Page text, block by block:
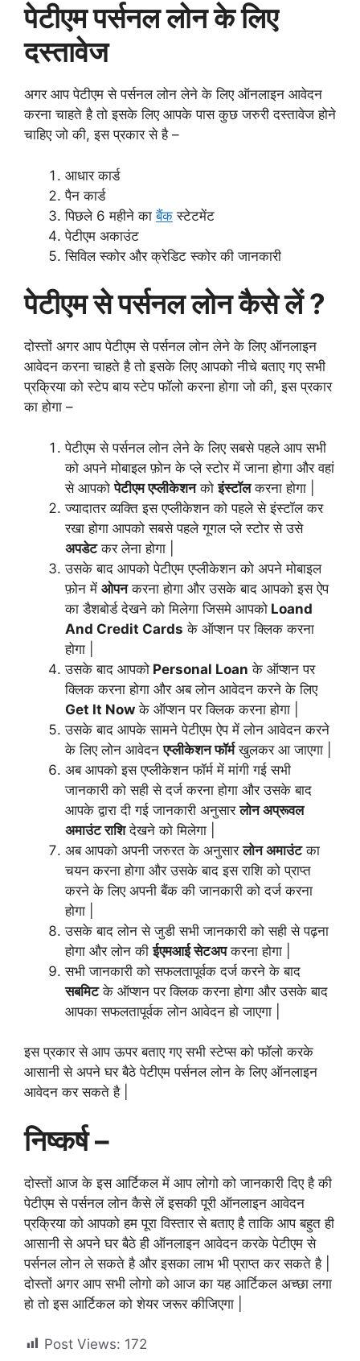
पेटीएम पर्सनल लोन के लिए
दस्तावेज
अगर आप पेटीएम से पर्सनल लोन लेने के लिए ऑनलाइन आवेदन
करना चाहते है तो इसके लिए आपके पास कुछ जरुरी दस्तावेज होने
चाहिए जो की, इस प्रकार से है –
आधार कार्ड
पैन कार्ड
पिछले 6 महीने काबैंक स्टेटमेंट
पेटीएम अकाउंट
सिविल स्कोर और क्रेडिट स्कोर की जानकारी
पेटीएम से पर्सनल लोन कैसे लें ?
दोस्तों अगर आप पेटीएम से पर्सनल लोन लेने के लिए ऑनलाइन
आवेदन करना चाहते है तो इसके लिए आपको नीचे बताए गए सभी
प्रक्रिया को स्टेप बाय स्टेप फॉलो करना होगा जो की, इस प्रकार
का होगा –
पेटीएम से पर्सनल लोन लेने के लिए सबसे पहले आप सभी
को अपने मोबाइल फ़ोन के प्ले स्टोर में जाना होगा और वहां
से आपकोपेटीएम एप्लीकेशनकोइंस्टॉलकरना होगा |
ज्यादातर व्यक्ति इस एप्लीकेशन को पहले से इंस्टॉल कर
रखा होगा आपको सबसे पहले गूगल प्ले स्टोर से उसे
अपडेटकर लेना होगा |
उसके बाद आपको पेटीएम एप्लीकेशन को अपने मोबाइल
फ़ोन में ओपनकरना होगा और उसके बाद आपको इस ऐप
का डैशबोर्ड देखने को मिलेगा जिसमे आपको Loand
And Credit Cards के ऑप्शन पर क्लिक करना
होगा |
उसके बाद आपको Personal Loan के ऑप्शन पर
क्लिक करना होगा और अब लोन आवेदन करने के लिए
Get It Now के ऑप्शन पर क्लिक करना होगा |
उसके बाद आपके सामने पेटीएम ऐप में लोन आवेदन करने
के लिए लोन आवेदनएप्लीकेशन फॉर्मखुलकर आ जाएगा |
अब आपको इस एप्लीकेशन फॉर्म में मांगी गई सभी
जानकारी को सही से दर्ज करना होगा और उसके बाद
आपके द्वारा दी गई जानकारी अनुसारलोन अप्रूवल
अमाउंट राशिदेखने को मिलेगा |
अब आपको अपनी जरुरत के अनुसारलोन अमाउंटका
चयन करना होगा और उसके बाद इस राशि को प्राप्त
करने के लिए अपनी बैंक की जानकारी को दर्ज करना
होगा |
उसके बाद लोन से जुडी सभी जानकारी को सही से पढ़ना
होगा और लोन कीईएमआई सेटअपकरना होगा |
सभी जानकारी को सफलतापूर्वक दर्ज करने के बाद
सबमिटके ऑप्शन पर क्लिक करना होगा और उसके बाद
आपका सफलतापूर्वक लोन आवेदन हो जाएगा |
इस प्रकार से आप ऊपर बताए गए सभी स्टेप्स को फॉलो करके
आसानी से अपने घर बैठे पेटीएम पर्सनल लोन के लिए ऑनलाइन
आवेदन कर सकते है |
निष्कर्ष –
दोस्तों आज के इस आर्टिकल में आप लोगो को जानकारी दिए है की
पेटीएम से पर्सनल लोन कैसे लें इसकी पूरी ऑनलाइन आवेदन
प्रक्रिया को आपको हम पूरा विस्तार से बताए है ताकि आप बहुत ही
आसानी से अपने घर बैठे ही ऑनलाइन आवेदन करके पेटीएम से
पर्सनल लोन ले सकते है और इसका लाभ भी प्राप्त कर सकते है |
दोस्तों अगर आप सभी लोगो को आज का यह आर्टिकल अच्छा लगा
हो तो इस आर्टिकल को शेयर जरूर कीजिएगा |
Post Views: 172